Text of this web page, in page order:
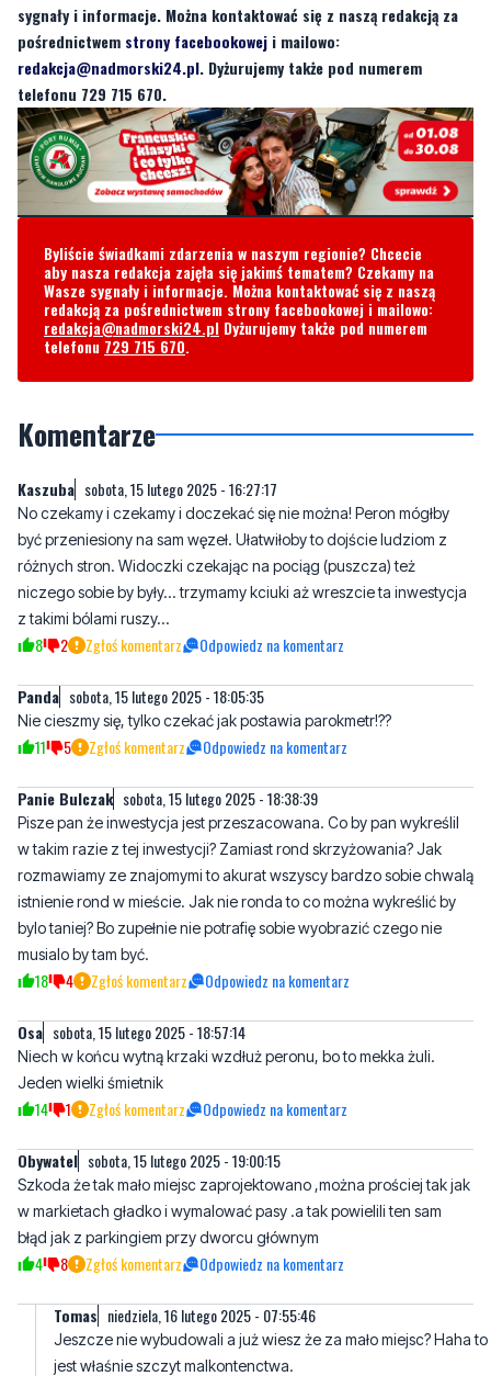
telefonu 729 715 670.
Byliście świadkami zdarzenia w naszym regionie? Chcecie
aby nasza redakcja zajęła się jakimś tematem? Czekamy na
Wasze sygnały i informacje. Można kontaktować się z naszą
redakcja@nadmorski24.plDyżurujemy także pod numerem
telefonu729 715 670.
Komentarze
No czekamy i czekamy i doczekać się nie można! Peron mógłby
różnych stron. Widoczki czekając na pociąg (puszcza) też
niczego sobie by były... trzymamy kciuki aż wreszcie ta inwestycja
z takimi bólami ruszy...
8 2 Zgłoś komentarz Odpowiedz na komentarz
Panda sobota, 15 lutego 2025 - 18:05:35
Nie cieszmy się, tylko czekać jak postawia parokmetr!??
Panie Bulczak sobota, 15 lutego 2025 - 18:38:39
Pisze pan że inwestycja jest przeszacowana. Co by pan wykreślil
rozmawiamy ze znajomymi to akurat wszyscy bardzo sobie chwalą
istnienie rond w mieście. Jak nie ronda to co można wykreślić by
bylo taniej? Bo zupełnie nie potrafię sobie wyobrazić czego nie
musialo by tam być.
18 4 Zgłoś komentarz Odpowiedz na komentarz
Osa sobota, 15 lutego 2025 - 18:57:14
Niech w końcu wytną krzaki wzdłuż peronu, bo to mekka żuli.
14 1 Zgłoś komentarz Odpowiedz na komentarz
Obywatel sobota, 15 lutego 2025 - 19:00:15
Szkoda że tak mało miejsc zaprojektowano ,można prościej tak jak
błąd jak z parkingiem przy dworcu głównym
4 8 Zgłoś komentarz Odpowiedz na komentarz
Tomas niedziela, 16 lutego 2025 - 07:55:46
Jeszcze nie wybudowali a już wiesz że za mało miejsc? Haha to
9 1 Zgłoś komentarz Odpowiedz na komentarz
Pytanie niedziela, 16 lutego 2025 - 09:37:24